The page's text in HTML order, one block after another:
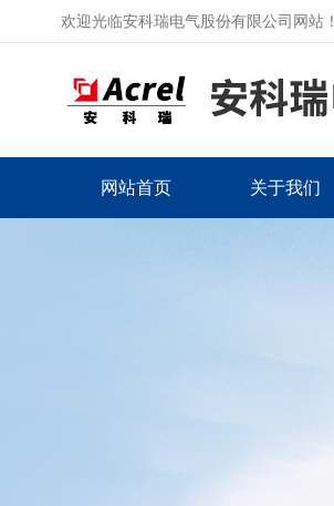
欢迎光临安科瑞电气股份有限公司网站！
网站首页 关于我们